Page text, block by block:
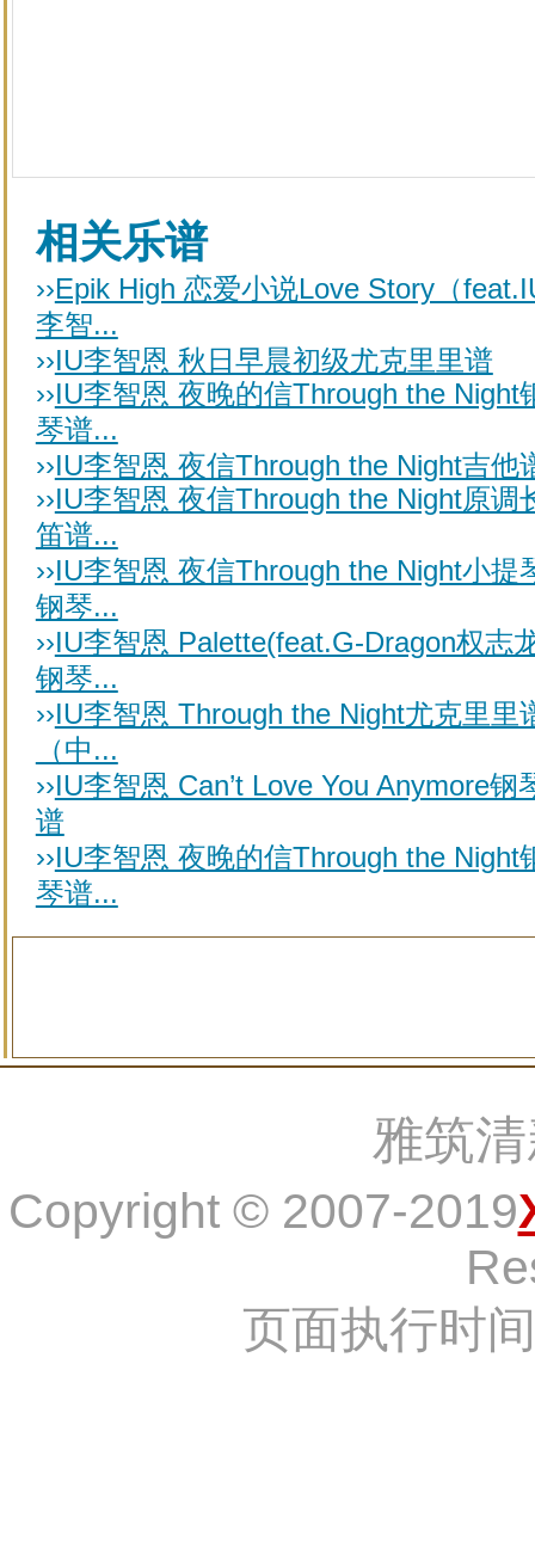
相关乐谱
››Epik High 恋爱小说Love Story（
李智...
››IU李智恩 秋日早晨初级尤克里里谱
››IU李智恩 夜晚的信Through the Night
琴谱...
››IU李智恩 夜信Through the Night吉他
››IU李智恩 夜信Through the Night原调
笛谱...
››IU李智恩 夜信Through the Night小提
钢琴...
››IU李智恩 Palette(feat.G-Dragon权志
钢琴...
››IU李智恩 Through the Night尤克里里
（中...
››IU李智恩 Can’t Love You Anymore钢
谱
››IU李智恩 夜晚的信Through the Night
琴谱...
雅筑
Copyright © 2007-2019
页面执行时